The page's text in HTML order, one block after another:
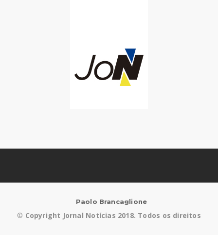
Paolo Brancaglione
© Copyright Jornal Notícias 2018. Todos os direitos